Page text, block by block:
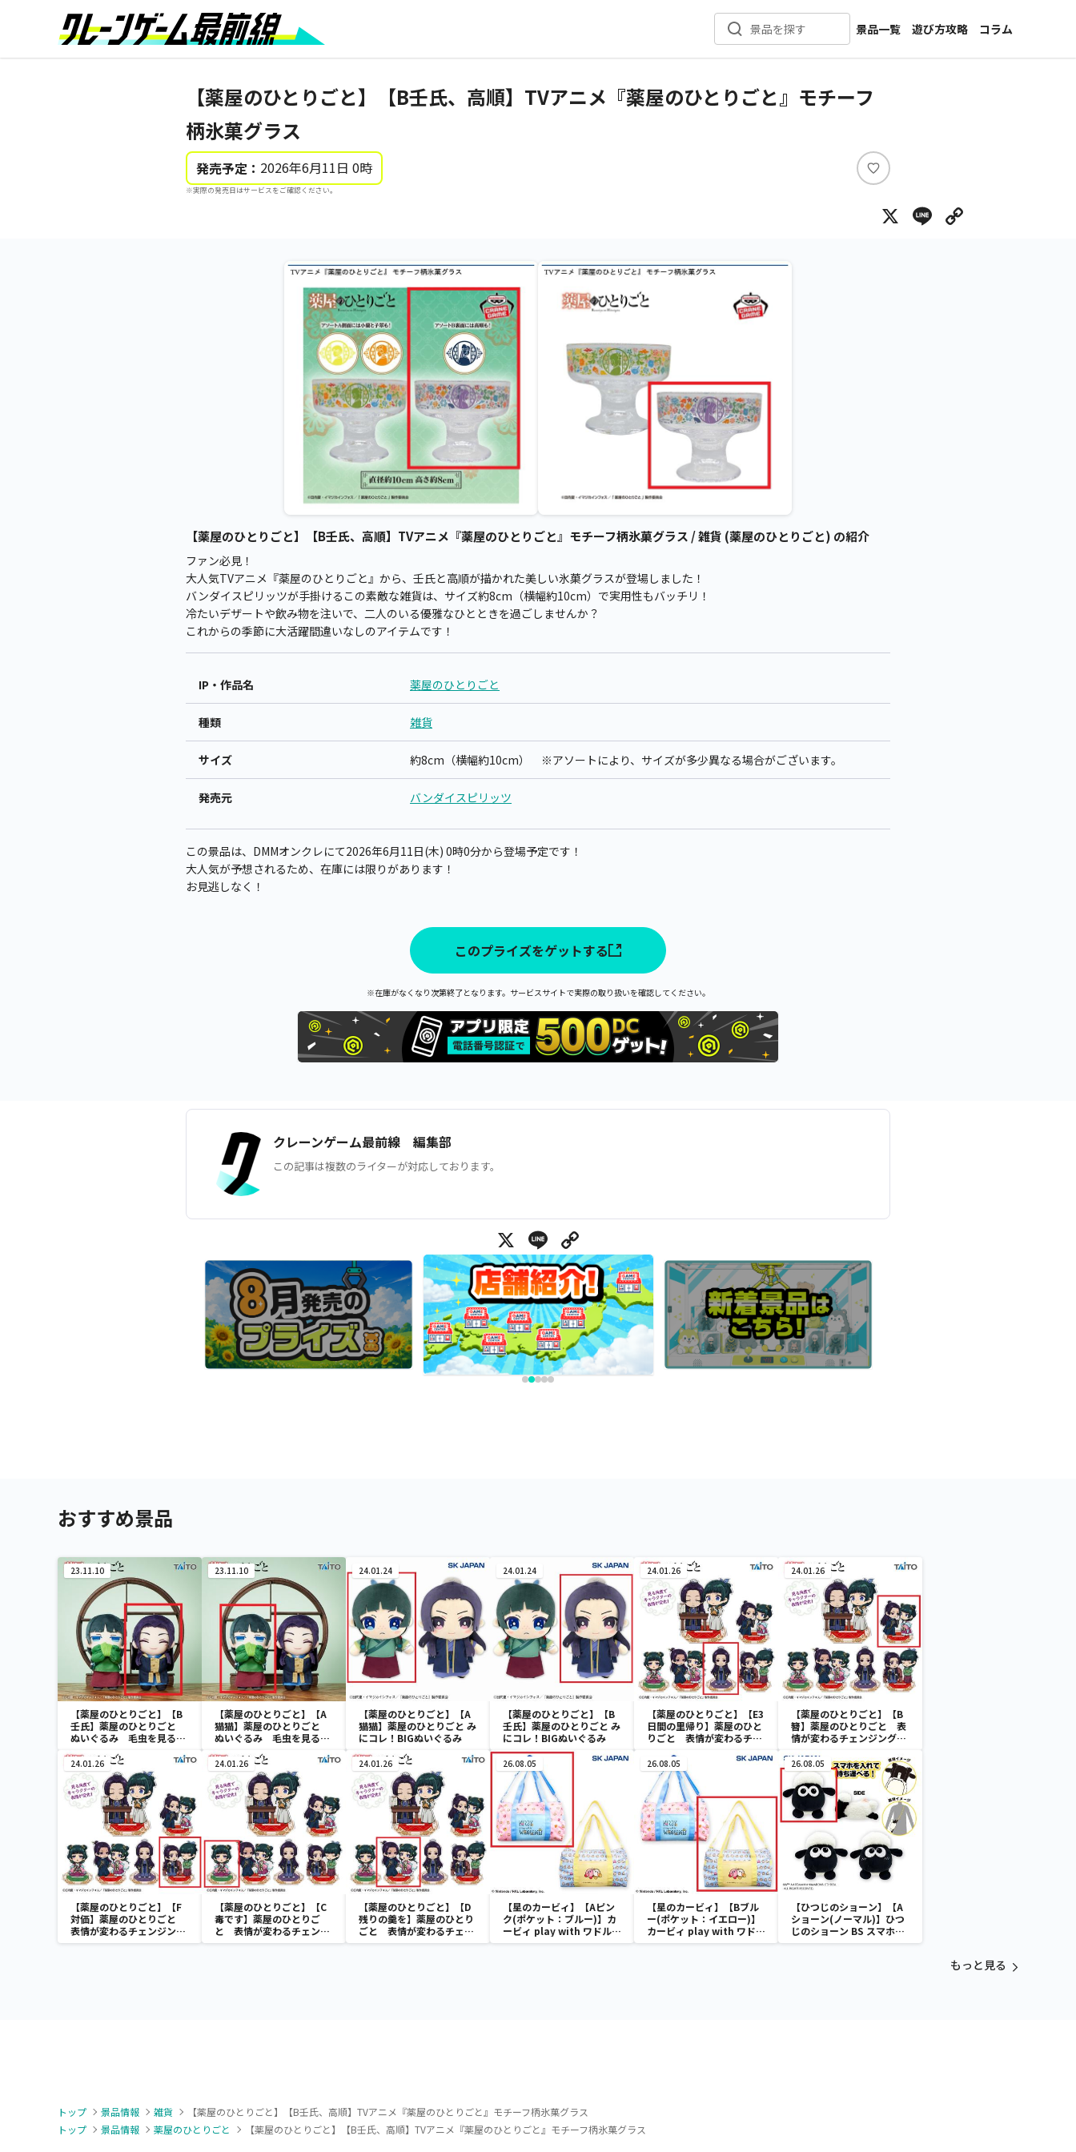
景品を探す
景品一覧
新着景品
遊び方攻略
コラム
インタビュー
【薬屋のひとりごと】【B壬氏、高順】TVアニメ『薬屋のひとりごと』モチーフ
柄氷菓グラス
発売予定： 2026年6月11日 0時
※実際の発売日はサービスをご確認ください。
い
ね
X Line
【薬屋のひとりごと】【B壬氏、高順】TVアニメ『薬屋のひとりごと』モチーフ柄氷菓グラス / 雑貨 (薬屋のひとりごと) の紹介
ファン必見！
大人気TVアニメ『薬屋のひとりごと』から、壬氏と高順が描かれた美しい氷菓グラスが登場しました！
バンダイスピリッツが手掛けるこの素敵な雑貨は、サイズ約8cm（横幅約10cm）で実用性もバッチリ！
冷たいデザートや飲み物を注いで、二人のいる優雅なひとときを過ごしませんか？
これからの季節に大活躍間違いなしのアイテムです！
IP・作品名 薬屋のひとりごと
種類 雑貨
サイズ 約8cm（横幅約10cm） ※アソートにより、サイズが多少異なる場合がございます。
発売元 バンダイスピリッツ
この景品は、DMMオンクレにて2026年6月11日(木) 0時0分から登場予定です！
大人気が予想されるため、在庫には限りがあります！
お見逃しなく！
このプライズをゲットする
※在庫がなくなり次第終了となります。サービスサイトで実際の取り扱いを確認してください。
クレーンゲーム最前線 編集部
この記事は複数のライターが対応しております。
X Line
おすすめ景品
23.11.10
【薬屋のひとりごと】【B
壬氏】薬屋のひとりごと
ぬいぐるみ 毛虫を見るよ
23.11.10
【薬屋のひとりごと】【A
猫猫】薬屋のひとりごと
ぬいぐるみ 毛虫を見るよ
24.01.24
【薬屋のひとりごと】【A
猫猫】薬屋のひとりごと み
にコレ！BIGぬいぐるみ
24.01.24
【薬屋のひとりごと】【B
壬氏】薬屋のひとりごと み
にコレ！BIGぬいぐるみ
24.01.26
【薬屋のひとりごと】【E3
日間の里帰り】薬屋のひと
りごと 表情が変わるチェ
24.01.26
【薬屋のひとりごと】【B
簪】薬屋のひとりごと 表
情が変わるチェンジングア
24.01.26
【薬屋のひとりごと】【F
対価】薬屋のひとりごと
表情が変わるチェンジング
アクリルスタンド
24.01.26
【薬屋のひとりごと】【C
毒です】薬屋のひとりご
と 表情が変わるチェンジ
ングアクリルスタンド
24.01.26
【薬屋のひとりごと】【D
残りの羹を】薬屋のひとり
ごと 表情が変わるチェン
ジングアクリルスタンド
26.08.05
【星のカービィ】【Aピン
ク(ポケット：ブルー)】カ
ービィ play with ワドルデ
ィ ボストンバッグ
26.08.05
【星のカービィ】【Bブル
ー(ポケット：イエロー)】
カービィ play with ワドル
ディ ボストンバッグ
26.08.05
【ひつじのショーン】【A
ショーン(ノーマル)】ひつ
じのショーン BS スマホシ
ョーンルダー
もっと見る
トップ 景品情報 雑貨
【薬屋のひとりごと】【B壬氏、高順】TVアニメ『薬屋のひとりごと』モチーフ柄氷菓グラス
トップ
景品情報 薬屋のひとりごと 【薬屋のひとりごと】【B壬氏、高順】TVアニメ『薬屋のひとりごと』モチーフ柄氷菓グラス